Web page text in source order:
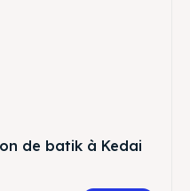
de batik à Kedai